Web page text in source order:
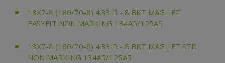
18X7-8 (180/70-8) 4.33 R - 8 BKT MAGLIFT
EASYFIT NON MARKING 134A5/125A5
18X7-8 (180/70-8) 4.33 R - 8 BKT MAGLIFT STD
NON MARKING 134A5/125A5